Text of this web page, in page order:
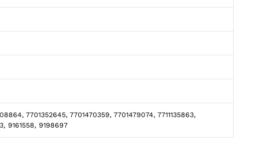
7701352645, 7701470359, 7701479074, 7711135863,
9161558, 9198697